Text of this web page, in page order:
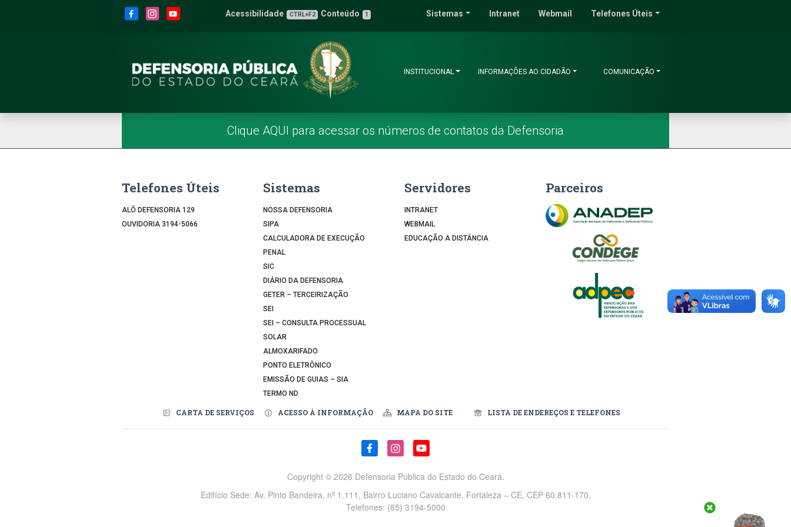
Site da Defensoria Pública do Estado do Ceará
Menu SuperiorRedes SociaisMenu de Acessibilidade
Acessibilidade CTRL+F2 Conteúdo 1
Menu 2
Rodapé 3 Sistemas Intranet Webmail Telefones Úteis
Menu PrincipalPágina Inicial INSTITUCIONAL INFORMAÇÕES AO CIDADÃO COMUNICAÇÃO
Clique AQUI para acessar os números de contatos da Defensoria
Telefones Úteis
ALÔ DEFENSORIA 129
OUVIDORIA 3194-5066
Sistemas
NOSSA DEFENSORIA
SIPA
CALCULADORA DE EXECUÇÃO
PENAL
SIC
DIÁRIO DA DEFENSORIA
GETER – TERCEIRIZAÇÃO
SEI
SEI – CONSULTA PROCESSUAL
SOLAR
ALMOXARIFADO
PONTO ELETRÔNICO
EMISSÃO DE GUIAS – SIA
TERMO ND
Servidores
INTRANET
WEBMAIL
EDUCAÇÃO A DISTÂNCIA
Parceiros
CARTA DE SERVIÇOS ACESSO À INFORMAÇÃO MAPA DO SITE LISTA DE ENDEREÇOS E TELEFONES
Copyright © 2026 Defensoria Pública do Estado do Ceará.
Edifício Sede: Av. Pinto Bandeira, nº 1.111, Bairro Luciano Cavalcante, Fortaleza – CE, CEP 60.811-170.
Telefones: (85) 3194-5000